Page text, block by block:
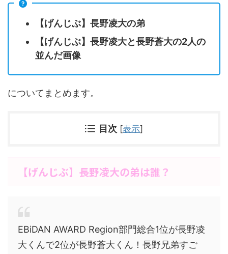
【げんじぶ】長野凌大の弟
【げんじぶ】長野凌大と長野蒼大の2人の
並んだ画像
についてまとめます。
目次 [表示]
【げんじぶ】長野凌大の弟は誰？
EBiDAN AWARD Region部門総合1位が長野凌
大くんで2位が長野蒼大くん！長野兄弟すご